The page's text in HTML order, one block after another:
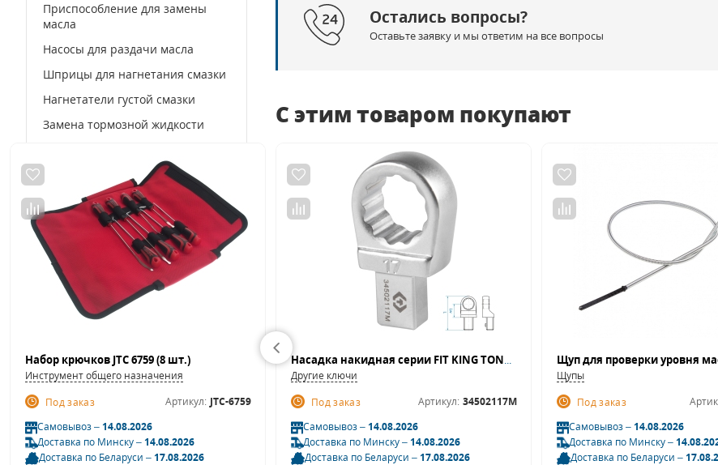
Приспособление для замены
масла
Насосы для раздачи масла
Шприцы для нагнетания смазки
Нагнетатели густой смазки
Замена тормозной жидкости
Щупы
Насосы для перекачки топлива
Масленки для машинного масла
Аксессуары для оборудования
по замене масла
Счетчики контроля и учета
Окрасочное оборудование
Компрессорное оборудование
Остались вопросы?
Оставьте заявку и мы ответим на все вопросы
С этим товаром покупают
Набор крючков JTC 6759 (8 шт.)
Инструмент общего назначения
Под заказ
Артикул: JTC-6759
Самовывоз –14.08.2026
Доставка по Минску –14.08.2026
Доставка по Беларуси –17.08.2026
Насадка накидная серии FIT KING TONY 34502117M (17 мм, 9х12 мм)
Другие ключи
Под заказ
Артикул: 34502117M
Самовывоз –14.08.2026
Доставка по Минску –14.08.2026
Доставка по Беларуси –17.08.2026
Щупы
Под заказ
Самовывоз –14.08.2026
Доставка по Минску –
Доставка по Беларуси –